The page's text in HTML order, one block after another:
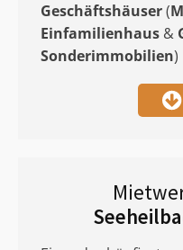
Geschäftshäuser(
Einfamilienhaus &
Sonderimmobilien)